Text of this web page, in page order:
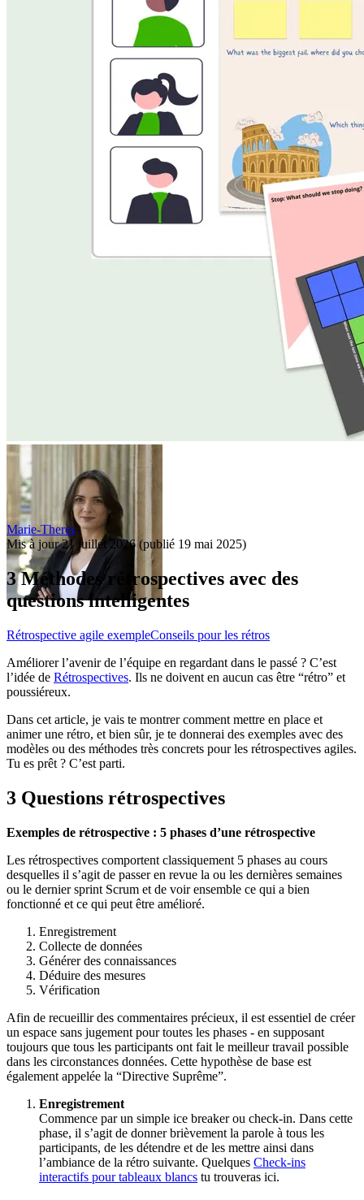
Marie-Theres
Mis à jour21 juillet 2026(publié 19 mai 2025)
3 Méthodes rétrospectives avec des
questions intelligentes
Rétrospective agile exempleConseils pour les rétros
Améliorer l’avenir de l’équipe en regardant dans le passé ? C’est
l’idée de Rétrospectives. Ils ne doivent en aucun cas être “rétro” et
poussiéreux.
Dans cet article, je vais te montrer comment mettre en place et
animer une rétro, et bien sûr, je te donnerai des exemples avec des
modèles ou des méthodes très concrets pour les rétrospectives agiles.
Tu es prêt ? C’est parti.
3 Questions rétrospectives
Exemples de rétrospective : 5 phases d’une rétrospective
Les rétrospectives comportent classiquement 5 phases au cours
desquelles il s’agit de passer en revue la ou les dernières semaines
ou le dernier sprint Scrum et de voir ensemble ce qui a bien
fonctionné et ce qui peut être amélioré.
Enregistrement
Collecte de données
Générer des connaissances
Déduire des mesures
Vérification
Afin de recueillir des commentaires précieux, il est essentiel de créer
un espace sans jugement pour toutes les phases - en supposant
toujours que tous les participants ont fait le meilleur travail possible
dans les circonstances données. Cette hypothèse de base est
également appelée la “Directive Suprême”.
Enregistrement
Commence par un simple ice breaker ou check-in. Dans cette
phase, il s’agit de donner brièvement la parole à tous les
participants, de les détendre et de les mettre ainsi dans
l’ambiance de la rétro suivante. Quelques Check-ins
interactifs pour tableaux blancs tu trouveras ici.